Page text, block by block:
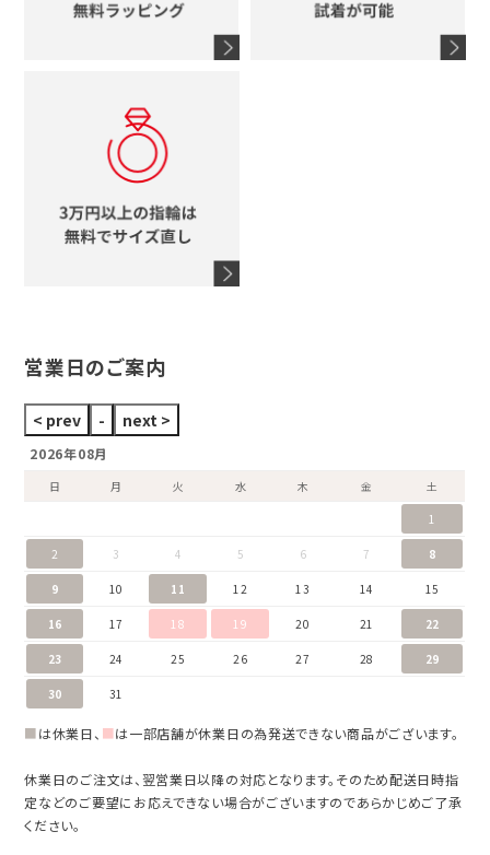
スタージュエリー
ウノアエレ
ブランドアイテムをすべて見る
シャネル
タグホイヤー
営業日のご案内
2026年08月
日 月 火 水 木 金
土
1
2 3 4 5 6 7 8
9 10 11 12 13 14 15
16 17 18 19 20 21 22
23 24 25 26 27 28 29
30 31
■は休業日、 ■は一部店舗が休業日の為発送できない商品がございます。
休業日のご注文は、翌営業日以降の対応となります。そのため配送日時指
定などのご要望にお応えできない場合がございますのであらかじめご了承
ください。